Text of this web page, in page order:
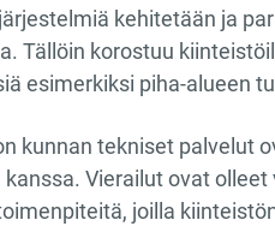
kehitetään ja
Tällöin korostuu
esimerkiksi piha-alueen
kunnan tekniset palvelut
kanssa. Vierailut ovat
joilla